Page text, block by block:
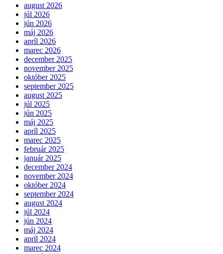
august 2026
júl 2026
jún 2026
máj 2026
apríl 2026
marec 2026
december 2025
november 2025
október 2025
september 2025
august 2025
júl 2025
jún 2025
máj 2025
apríl 2025
marec 2025
február 2025
január 2025
december 2024
november 2024
október 2024
september 2024
august 2024
júl 2024
jún 2024
máj 2024
apríl 2024
marec 2024